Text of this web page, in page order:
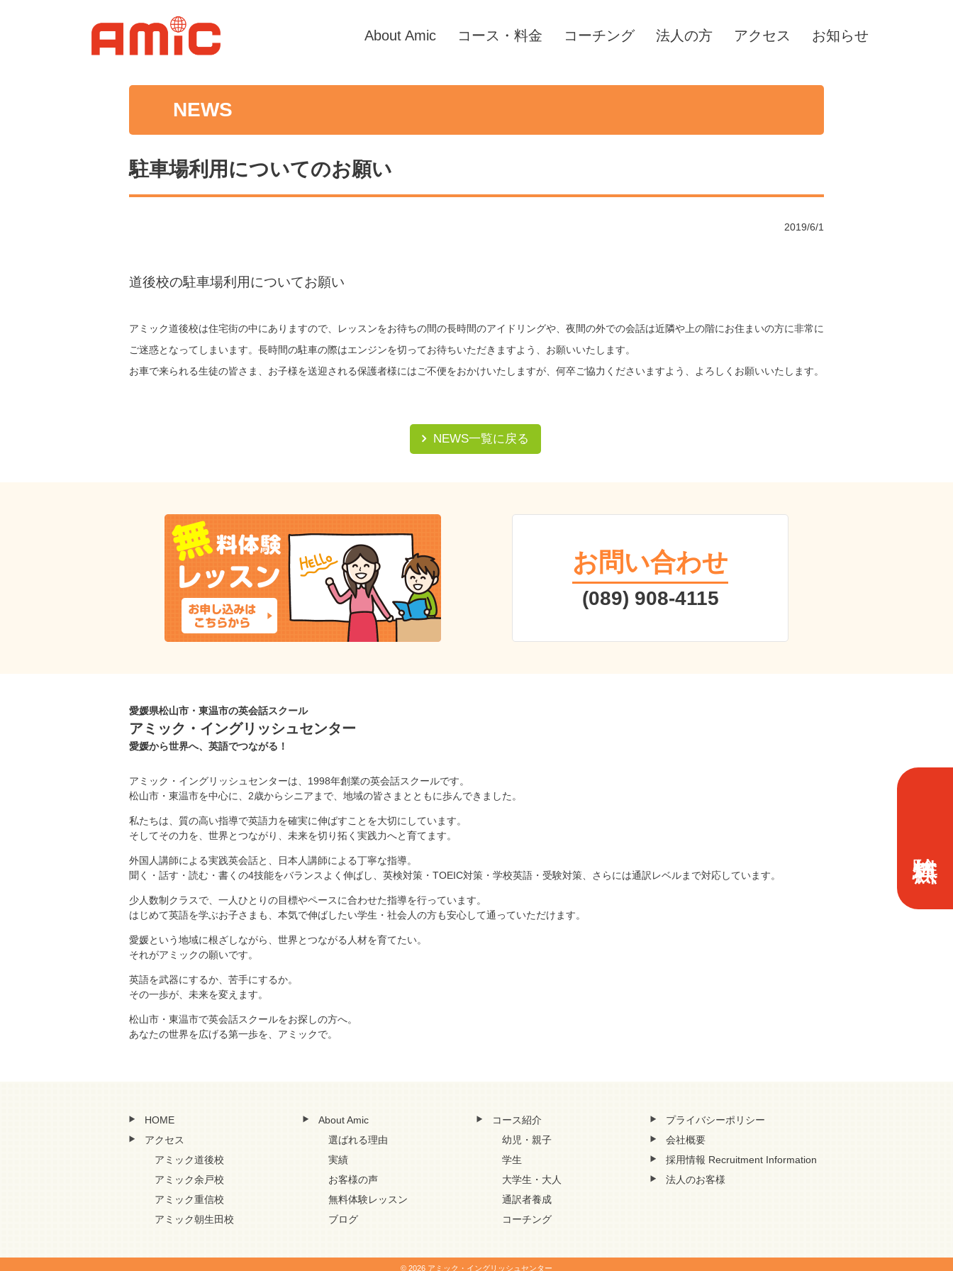
About Amic コース・料金 コーチング 法人の方 アクセス お知らせ
NEWS
駐車場利用についてのお願い
2019/6/1
道後校の駐車場利用についてお願い
アミック道後校は住宅街の中にありますので、 レッスンをお待ちの間の長時間のアイドリングや、 夜間の外での会話は近隣や上の階にお住まいの方に非常に
ご迷惑と なってしまいます。 長時間の駐車の際はエンジンを切ってお待ちいただきますよう、 お願いいたします。
お車で来られる生徒の皆さま、 お子様を送迎される保護者様にはご不便をおかけいたしますが、 何卒ご協力くださいますよう、よろしくお願いいたします。
NEWS一覧に戻る
お問い合わせ
(089) 908-4115
愛媛県松山市・東温市の英会話スクール
アミック・イングリッシュセンター
愛媛から世界へ、英語でつながる！
アミック・イングリッシュセンターは、1998年創業の英会話スクールです。
松山市・東温市を中心に、2歳からシニアまで、地域の皆さまとともに歩んできました。
私たちは、質の高い指導で英語力を確実に伸ばすことを大切にしています。
そしてその力を、世界とつながり、未来を切り拓く実践力へと育てます。
外国人講師による実践英会話と、日本人講師による丁寧な指導。
聞く・話す・読む・書くの4技能をバランスよく伸ばし、英検対策・TOEIC対策・学校英語・受験対策、さらには通訳レベルまで対応しています。
少人数制クラスで、一人ひとりの目標やペースに合わせた指導を行っています。
はじめて英語を学ぶお子さまも、本気で伸ばしたい学生・社会人の方も安心して通っていただけます。
愛媛という地域に根ざしながら、世界とつながる人材を育てたい。
それがアミックの願いです。
英語を武器にするか、苦手にするか。
その一歩が、未来を変えます。
松山市・東温市で英会話スクールをお探しの方へ。
あなたの世界を広げる第一歩を、アミックで。
HOME
アクセス
アミック道後校
アミック余戸校
アミック重信校
アミック朝生田校
About Amic
選ばれる理由
実績
お客様の声
無料体験レッスン
ブログ
コース紹介
幼児・親子
学生
大学生・大人
通訳者養成
コーチング
プライバシーポリシー
会社概要
採用情報 Recruitment Information
法人のお客様
© 2026 アミック・イングリッシュセンター